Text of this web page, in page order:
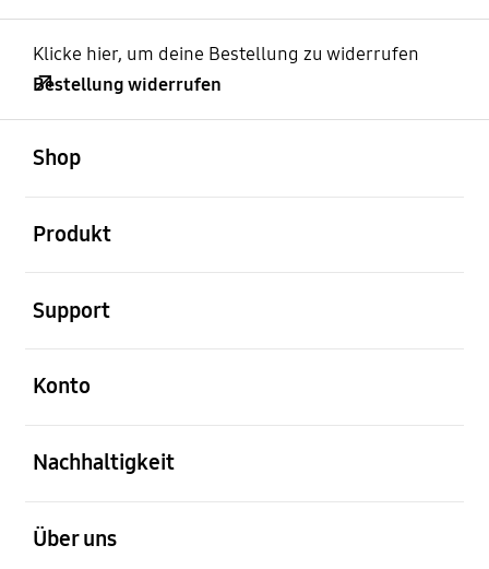
Klicke hier, um deine Bestellung zu widerrufen
Bestellung widerrufen
Shop
Produkt
Support
Konto
Nachhaltigkeit
Über uns